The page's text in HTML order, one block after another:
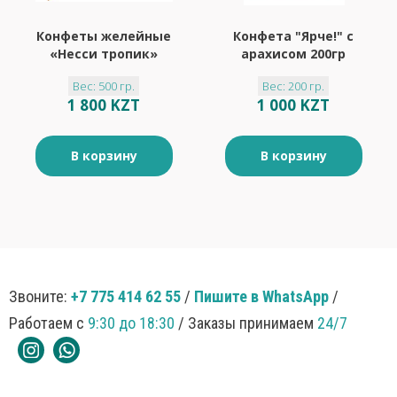
Конфеты желейные
«Несси тропик»
Вес: 500 гр.
1 800 KZT
В корзину
Конфета "Ярче!" с
арахисом 200гр
Вес: 200 гр.
1 000 KZT
В корзину
Звоните: +7 775 414 62 55 / Пишите в WhatsApp /
Работаем с 9:30 до 18:30 / Заказы принимаем 24/7